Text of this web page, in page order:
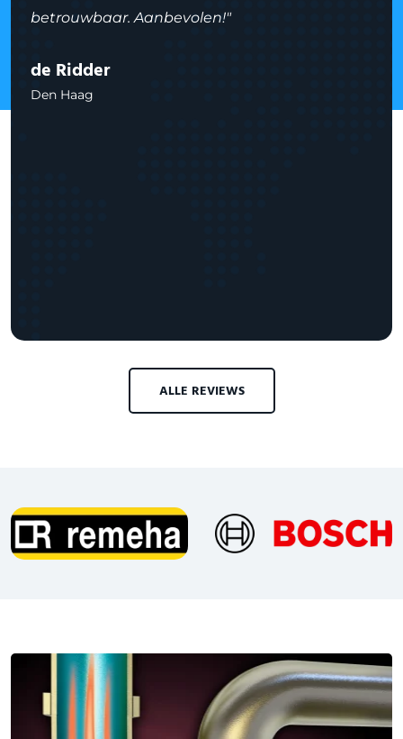
betrouwbaar. Aanbevolen!"
de Ridder
Den Haag
ALLE REVIEWS